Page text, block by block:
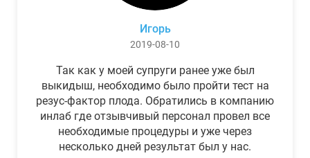
Игорь
2019-08-10
Так как у моей супруги ранее уже был
выкидыш, необходимо было пройти тест на
резус-фактор плода. Обратились в компанию
инлаб где отзывчивый персонал провел все
необходимые процедуры и уже через
несколько дней результат был у нас.